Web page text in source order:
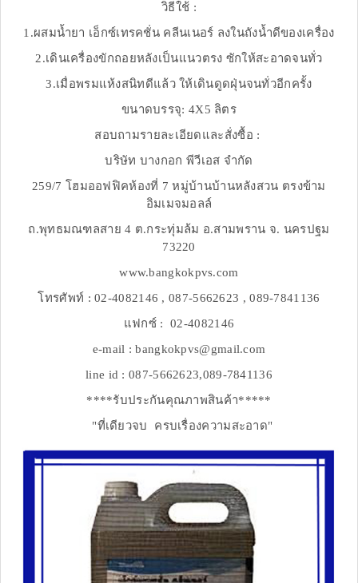
วิธีใช้ :
1.ผสมน้ำยา เอ็กซ์เทรคชั่น คลีนเนอร์ ลงในถังน้ำดีของเครื่อง
2.เดินเครื่องขักถอยหลังเป็นแนวตรง ซักให้สะอาดจนทั่ว
3.เมื่อพรมแห้งสนิทดีแล้ว ให้เดินดูดฝุ่นจนทั่วอีกครั้ง
ขนาดบรรจุ: 4X5 ลิตร
สอบถามรายละเอียดและสั่งซื้อ :
บริษัท บางกอก พีวีเอส จำกัด
259/7 โฮมออฟฟิคห้องที่ 7 หมู่บ้านบ้านหลังสวน ตรงข้าม
อิมเมจมอลล์
ถ.พุทธมณฑลสาย 4 ต.กระทุ่มล้ม อ.สามพราน จ. นครปฐม
73220
www.bangkokpvs.com
โทรศัพท์ : 02-4082146 , 087-5662623 , 089-7841136
แฟกซ์ : 02-4082146
e-mail : bangkokpvs@gmail.com
line id : 087-5662623,089-7841136
****รับประกันคุณภาพสินค้า*****
"ที่เดียวจบ ครบเรื่องความสะอาด"